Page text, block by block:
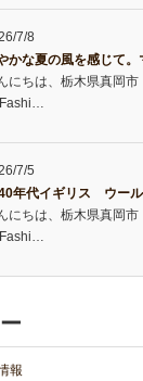
7/8
かな夏の風を感じて
にちは、栃木県真岡
7/5
年代イギリス ウー
にちは、栃木県真岡
報